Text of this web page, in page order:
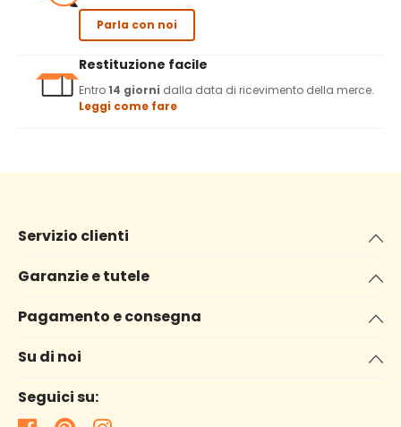
Parla con noi
Restituzione facile
Entro14 giorni dalla data di ricevimento della merce.
Leggi come fare
Servizio clienti
Garanzie e tutele
Pagamento e consegna
Su di noi
Seguici su: